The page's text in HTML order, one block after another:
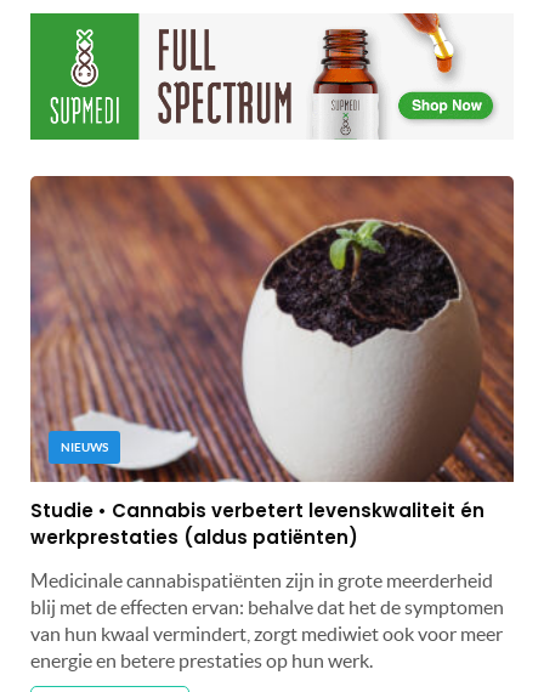
NIEUWS
Studie • Cannabis verbetert levenskwaliteit én
werkprestaties (aldus patiënten)
Medicinale cannabispatiënten zijn in grote meerderheid
blij met de effecten ervan: behalve dat het de symptomen
van hun kwaal vermindert, zorgt mediwiet ook voor meer
energie en betere prestaties op hun werk.